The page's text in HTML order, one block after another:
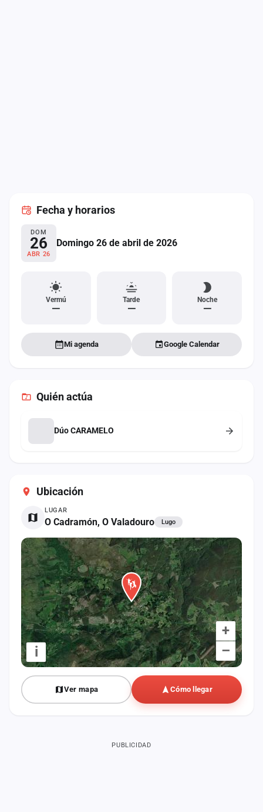
Ubicación
LUGAR
O Cadramón, O Valadouro Lugo
+
–
i
Ver mapa Cómo llegar
Fecha y horarios
DOM
26
ABR 26
Domingo 26 de abril de 2026
Vermú
—
Tarde
—
Noche
—
Mi agenda Google Calendar
Quién actúa
Dúo CARAMELO
PUBLICIDAD
Administración
Contacto